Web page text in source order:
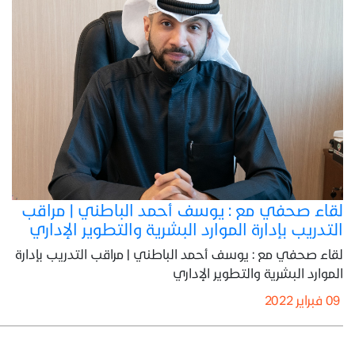
لقاء صحفي مع : يوسف أحمد الباطني | مراقب
التدريب بإدارة الموارد البشرية والتطوير الإداري
لقاء صحفي مع : يوسف أحمد الباطني | مراقب التدريب بإدارة
الموارد البشرية والتطوير الإداري